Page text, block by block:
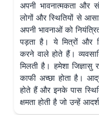
अपनी भावनात्मकता
लोगों और स्थितियों से
अपनी भावनाओं को
पड़ता है। ये मित्रों और
करने वाले होते हैं।
मिलती है। हमेशा
काफी अच्छा होता है।
होते हैं और इनके पास
क्षमता होती है जो उन्हें